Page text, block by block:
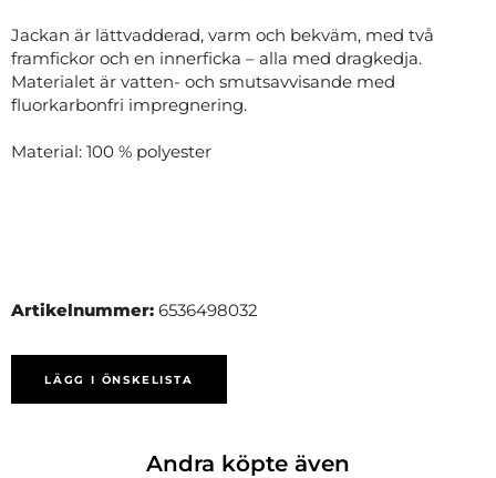
Jackan är lättvadderad, varm och bekväm, med två
framfickor och en innerficka – alla med dragkedja.
Materialet är vatten- och smutsavvisande med
fluorkarbonfri impregnering.
Material: 100 % polyester
Artikelnummer: 6536498032
LÄGG I ÖNSKELISTA
Andra köpte även